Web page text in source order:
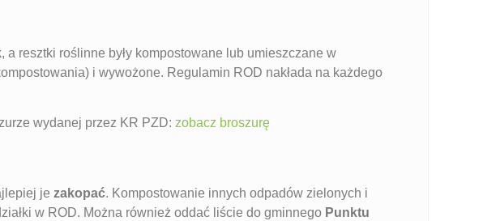
, a resztki roślinne były kompostowane lub umieszczane w
i wywożone. Regulamin ROD nakłada na każdego
wydanej przez KR PZD: zobacz broszurę
jezakopać. Kompostowanie innych odpadów zielonych i
w ROD. Można również oddać liście do gminnego Punktu